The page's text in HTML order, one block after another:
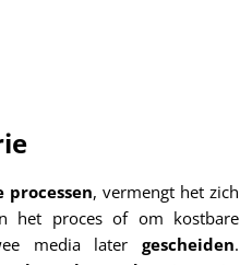
, vermengt het zich
het proces of om kostbare
media later gescheiden.